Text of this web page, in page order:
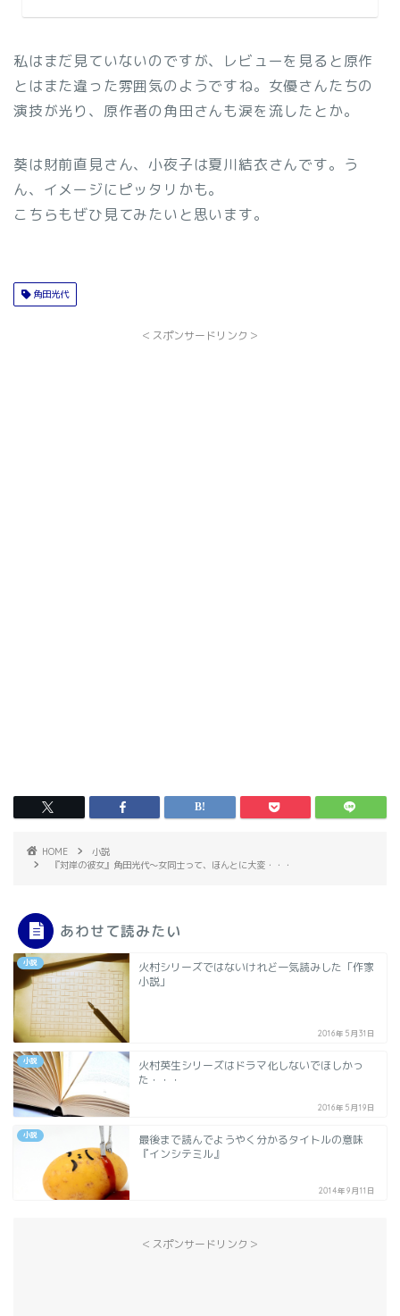
私はまだ見ていないのですが、レビューを見ると原作
とはまた違った雰囲気のようですね。女優さんたちの
演技が光り、原作者の角田さんも涙を流したとか。
葵は財前直見さん、小夜子は夏川結衣さんです。う
ん、イメージにピッタリかも。
こちらもぜひ見てみたいと思います。
角田光代
＜スポンサードリンク＞
HOME
小説
『対岸の彼女』角田光代〜女同士って、ほんとに大変・・・
あわせて読みたい
小説
火村シリーズではないけれど一気読みした「作家
小説」
2016年5月31日
小説
火村英生シリーズはドラマ化しないでほしかっ
た・・・
2016年5月19日
小説
最後まで読んでようやく分かるタイトルの意味
『インシテミル』
2014年9月11日
＜スポンサードリンク＞